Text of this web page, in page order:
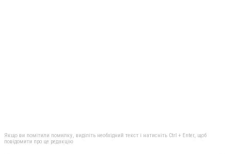
Якщо ви помітили помилку, виділіть необхідний текст і натисніть Ctrl + Enter, щоб
повідомити про це редакцію